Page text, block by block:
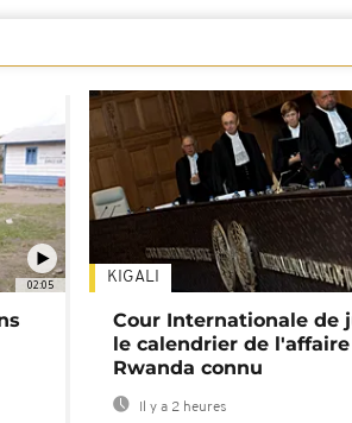
02:05 KIGALI
Cour Internationale de
le calendrier de l'affaire
Rwanda connu
Il y a 2 heures